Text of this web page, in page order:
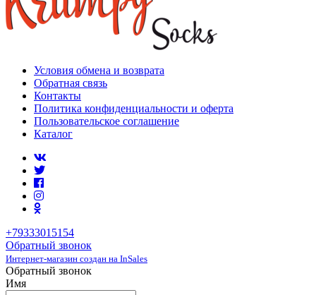
Условия обмена и возврата
Обратная связь
Контакты
Политика конфиденциальности и оферта
Пользовательское соглашение
Каталог
+79333015154
Обратный звонок
Интернет-магазин создан на InSales
Обратный звонок
Имя